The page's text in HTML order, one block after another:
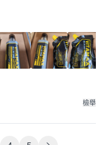
檢舉